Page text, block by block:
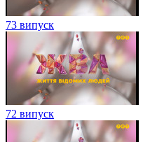
73 випуск
72 випуск